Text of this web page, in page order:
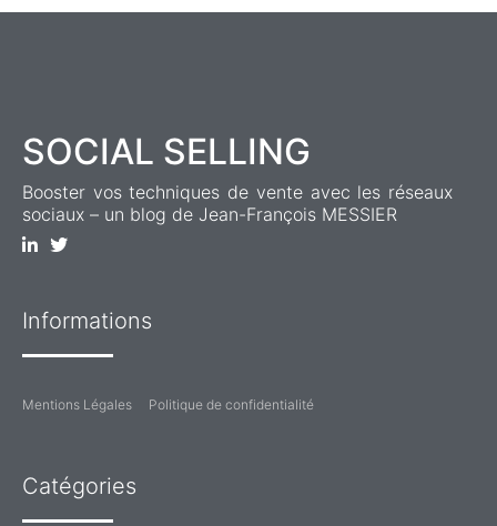
SOCIAL SELLING
Booster vos techniques de vente avec les réseaux
sociaux – un blog de Jean-François MESSIER
Informations
Mentions Légales Politique de confidentialité
Catégories